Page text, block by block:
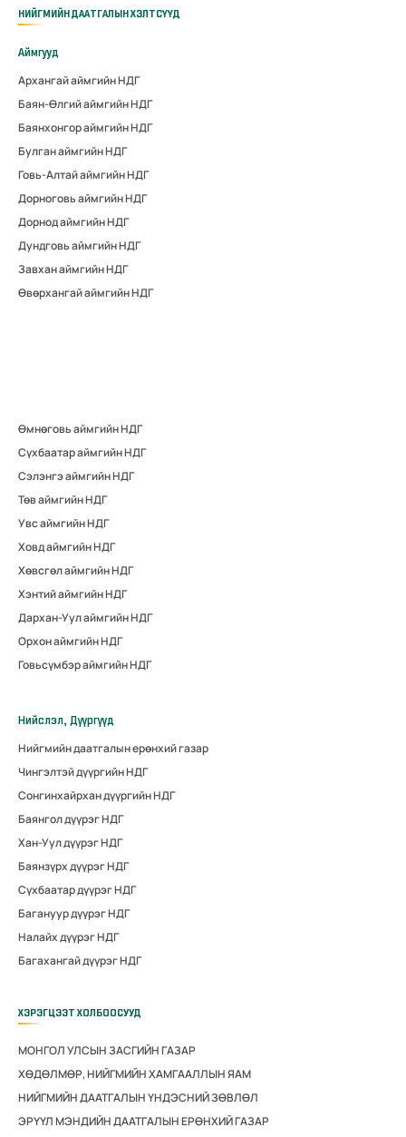
НИЙГМИЙН ДААТГАЛЫН ХЭЛТСҮҮД
Аймгууд
Архангай аймгийн НДГ
Баян-Өлгий аймгийн НДГ
Баянхонгор аймгийн НДГ
Булган аймгийн НДГ
Говь-Алтай аймгийн НДГ
Дорноговь аймгийн НДГ
Дорнод аймгийн НДГ
Дундговь аймгийн НДГ
Завхан аймгийн НДГ
Өвөрхангай аймгийн НДГ
Өмнөговь аймгийн НДГ
Сүхбаатар аймгийн НДГ
Сэлэнгэ аймгийн НДГ
Төв аймгийн НДГ
Увс аймгийн НДГ
Ховд аймгийн НДГ
Хөвсгөл аймгийн НДГ
Хэнтий аймгийн НДГ
Дархан-Уул аймгийн НДГ
Орхон аймгийн НДГ
Говьсүмбэр аймгийн НДГ
Нийслэл, Дүүргүүд
Нийгмийн даатгалын ерөнхий газар
Чингэлтэй дүүргийн НДГ
Сонгинхайрхан дүүргийн НДГ
Баянгол дүүрэг НДГ
Хан-Уул дүүрэг НДГ
Баянзүрх дүүрэг НДГ
Сүхбаатар дүүрэг НДГ
Багануур дүүрэг НДГ
Налайх дүүрэг НДГ
Багахангай дүүрэг НДГ
ХЭРЭГЦЭЭТ ХОЛБООСУУД
МОНГОЛ УЛСЫН ЗАСГИЙН ГАЗАР
ХӨДӨЛМӨР, НИЙГМИЙН ХАМГААЛЛЫН ЯАМ
НИЙГМИЙН ДААТГАЛЫН ҮНДЭСНИЙ ЗӨВЛӨЛ
ЭРҮҮЛ МЭНДИЙН ДААТГАЛЫН ЕРӨНХИЙ ГАЗАР